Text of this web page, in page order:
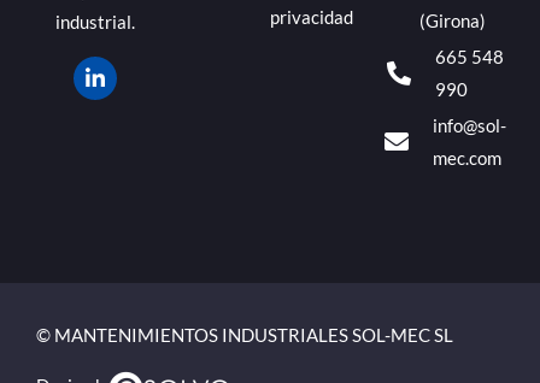
industrial.
privacidad
(Girona)
665 548
990
info@sol-
mec.com
© MANTENIMIENTOS INDUSTRIALES SOL-MEC SL